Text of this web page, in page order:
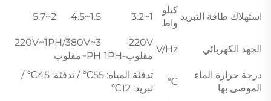
استهلاك طاقة التبريد
كيلو
واط
1~3.2
1.5~4.5
2~5.7
الجهد الكهربائي V/Hz
220V-
مقلوب-1PH
220V~1PH/380V~3
PH~مقلوب
درجة حرارة الماء
الموصى بها
℃
تدفئة المياه: 55℃ / تدفئة: 45℃ /
تبريد: 12℃